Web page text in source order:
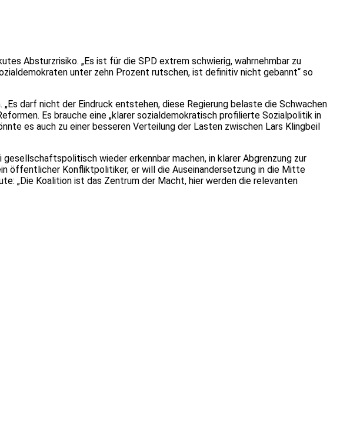
Absturzrisiko. „Es ist für die SPD extrem schwierig, wahrnehmbar zu
unter zehn Prozent rutschen, ist definitiv nicht gebannt“ so
darf nicht der Eindruck entstehen, diese Regierung belaste die Schwachen
Es brauche eine „klarer sozialdemokratisch profilierte Sozialpolitik in
es auch zu einer besseren Verteilung der Lasten zwischen Lars Klingbeil
wieder erkennbar machen, in klarer Abgrenzung zur
öffentlicher Konfliktpolitiker, er will die Auseinandersetzung in die Mitte
„Die Koalition ist das Zentrum der Macht, hier werden die relevanten